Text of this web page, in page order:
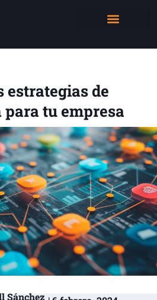
estrategias de
tu empresa
Sánchez